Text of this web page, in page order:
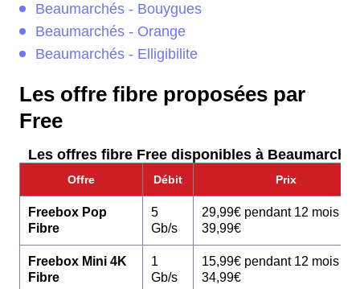
Beaumarchés - Bouygues
Beaumarchés - Orange
Beaumarchés - Elligibilite
Les offre fibre proposées par
Free
Les offres fibre Free disponibles à
Offre Débit Prix
Freebox Pop
Fibre
5
Gb/s
29,99€ pendant 12 mois
39,99€
Freebox Mini 4K
Fibre
1
Gb/s
15,99€ pendant 12 mois
34,99€